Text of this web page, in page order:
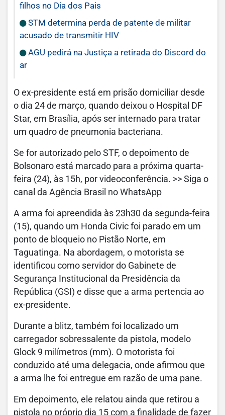
filhos no Dia dos Pais
STM determina perda de patente de militar
acusado de transmitir HIV
AGU pedirá na Justiça a retirada do Discord do
ar
O ex-presidente está em prisão domiciliar desde
o dia 24 de março, quando deixou o Hospital DF
Star, em Brasília, após ser internado para tratar
um quadro de pneumonia bacteriana.
Se for autorizado pelo STF, o depoimento de
Bolsonaro está marcado para a próxima quarta-
feira (24), às 15h, por videoconferência. >> Siga o
canal da Agência Brasil no WhatsApp
A arma foi apreendida às 23h30 da segunda-feira
(15), quando um Honda Civic foi parado em um
ponto de bloqueio no Pistão Norte, em
Taguatinga. Na abordagem, o motorista se
identificou como servidor do Gabinete de
Segurança Institucional da Presidência da
República (GSI) e disse que a arma pertencia ao
ex-presidente.
Durante a blitz, também foi localizado um
carregador sobressalente da pistola, modelo
Glock 9 milímetros (mm). O motorista foi
conduzido até uma delegacia, onde afirmou que
a arma lhe foi entregue em razão de uma pane.
Em depoimento, ele relatou ainda que retirou a
pistola no próprio dia 15 com a finalidade de fazer